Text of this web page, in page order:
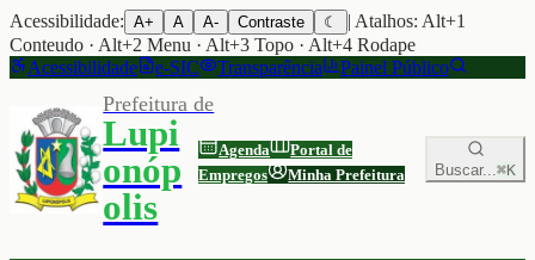
Acessibilidade: A+ A A- Contraste ☾
| Atalhos: Alt+1
Conteudo · Alt+2 Menu · Alt+3 Topo · Alt+4 Rodape
Acessibilidade
e-SIC Transparência Painel Público
Prefeitura de
Lupi
onóp
olis
Agenda
Portal de
Empregos
Minha Prefeitura Buscar...⌘K